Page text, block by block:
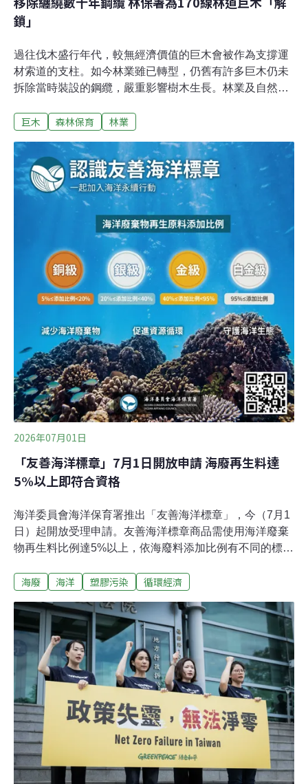
鎖」
過往伐木盛行年代，較無經濟價值的巨木會被作為支撐運
材索道的支柱。如今林業雖已轉型，仍舊有許多巨木仍未
拆除當時裝設的鋼纜，嚴重影響樹木生長。林業及自然保
協助下，順利完成170線林道內一株巨木的舊有鋼纜拆除
十年新竹分署日前接獲民眾通報，170線林道發現遭鋼纜
纏繞的巨木，隨即接洽具有豐富經驗的林業試驗所副研究
員徐嘉君與「找樹的人」團隊前往現場。根據新竹分署新
聞稿，這棵巨木研判被挑選作為高空運材索道的固定支
柱，也就是索道木。為何會有索道木的出現？新竹分署指
出，台灣日治時期至國民政府來台初期，伐木業常利用檜
木或鐵杉等高大挺拔的巨木作為高空索道（流籠）的支
柱，伐採作業結束後，並未拆除纏繞樹幹之鋼索。
巨木 森林保育 林業
2026年07月01日
「友善海洋標章」7月1日開放申請 海廢再生料達
5%以上即符合資格
海洋委員會海洋保育署推出「友善海洋標章」，今（7月1
日）起開放受理申請。友善海洋標章商品需使用海洋廢棄
物再生料比例達5%以上，依海廢料添加比例有不同的標章
訊，使消費者一目了然海廢再生料的使用情形。聯合國環
洋環境。為守護海洋生態，並引領國內產業健全接軌國際
減塑與淨零碳排趨勢，海保署推出友善海洋標章，透過法
制化管理與第三方科學查證，為含有海廢再生料的商品建
立可追溯之綠色履歷。依據《海洋委員會推動友善海洋標
章作業要點》，申請友善海洋標章之商品，其海洋廢棄物
再生料比例必須達5%以上，申請人亦需提具由第三方專業
機構執行之查驗報告，方得申請。海保署署長陸曉筠表
示，友善海洋標章依據不同的海廢料添加比例有不同的等
級，由低至高共有銅、銀、金、白金四種。海委會也規定
須在商品上標示QR Code進行資訊
海廢 海洋 塑膠污染 循環經濟